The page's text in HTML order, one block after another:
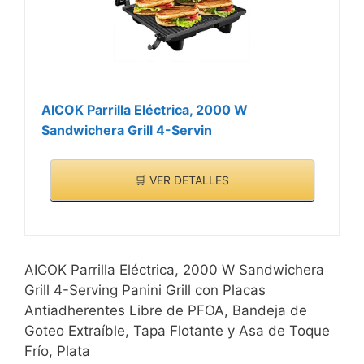
AICOK Parrilla Eléctrica, 2000 W
Sandwichera Grill 4-Servin
🛒 VER DETALLES
AICOK Parrilla Eléctrica, 2000 W Sandwichera
Grill 4-Serving Panini Grill con Placas
Antiadherentes Libre de PFOA, Bandeja de
Goteo Extraíble, Tapa Flotante y Asa de Toque
Frío, Plata